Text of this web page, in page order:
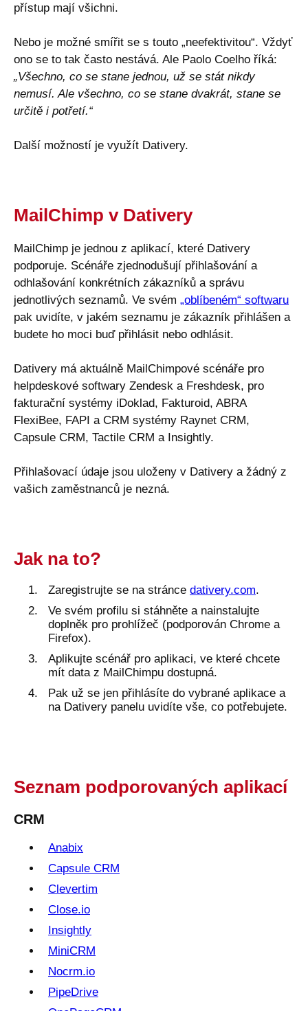
přístup mají všichni.
Nebo je možné smířit se s touto „neefektivitou“. Vždyť
ono se to tak často nestává. Ale Paolo Coelho říká:
„Všechno, co se stane jednou, už se stát nikdy
nemusí. Ale všechno, co se stane dvakrát, stane se
určitě i potřetí.“
Další možností je využít Dativery.
MailChimp v Dativery
MailChimp je jednou z aplikací, které Dativery
podporuje. Scénáře zjednodušují přihlašování a
odhlašování konkrétních zákazníků a správu
jednotlivých seznamů. Ve svém „oblíbeném“ softwaru
pak uvidíte, v jakém seznamu je zákazník přihlášen a
budete ho moci buď přihlásit nebo odhlásit.
Dativery má aktuálně MailChimpové scénáře pro
helpdeskové softwary Zendesk a Freshdesk, pro
fakturační systémy iDoklad, Fakturoid, ABRA
FlexiBee, FAPI a CRM systémy Raynet CRM,
Capsule CRM, Tactile CRM a Insightly.
Přihlašovací údaje jsou uloženy v Dativery a žádný z
vašich zaměstnanců je nezná.
Jak na to?
Zaregistrujte se na stránce dativery.com.
Ve svém profilu si stáhněte a nainstalujte
doplněk pro prohlížeč (podporován Chrome a
Firefox).
Aplikujte scénář pro aplikaci, ve které chcete
mít data z MailChimpu dostupná.
Pak už se jen přihlásíte do vybrané aplikace a
na Dativery panelu uvidíte vše, co potřebujete.
Seznam podporovaných aplikací
CRM
Anabix
Capsule CRM
Clevertim
Close.io
Insightly
MiniCRM
Nocrm.io
PipeDrive